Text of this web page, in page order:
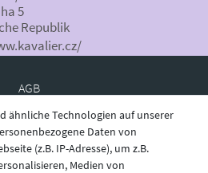
5
Republik
AGB
Widerruf
ähnliche Technologien auf unserer
Daten von
(z.B. IP-Adresse), um z.B.
Medien von